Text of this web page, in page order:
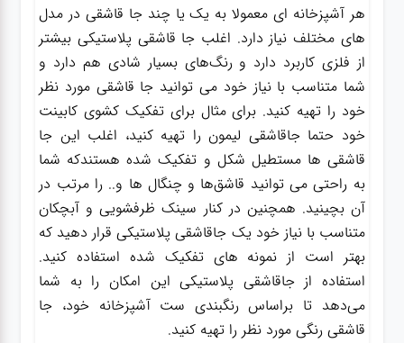
هر آشپزخانه ای معمولا به یک یا چند جا قاشقی در مدل
های مختلف نیاز دارد. اغلب جا قاشقی پلاستیکی بیشتر
از فلزی کاربرد دارد و رنگ‌های بسیار شادی هم دارد و
شما متناسب با نیاز خود می توانید جا قاشقی مورد نظر
خود را تهیه کنید. برای مثال برای تفکیک کشوی کابینت
خود حتما جاقاشقی لیمون را تهیه کنید، اغلب این جا
قاشقی ها مستطیل شکل و تفکیک شده هستندکه شما
به راحتی می توانید قاشق‌ها و چنگال ها و.. را مرتب در
آن بچینید. همچنین در کنار سینک ظرفشویی و آبچکان
متناسب با نیاز خود یک جاقاشقی پلاستیکی قرار دهید که
بهتر است از نمونه های تفکیک شده استفاده کنید.
استفاده از جاقاشقی پلاستیکی این امکان را به شما
می‌دهد تا براساس رنگبندی ست آشپزخانه خود، جا
قاشقی رنگی مورد نظر را تهیه کنید.